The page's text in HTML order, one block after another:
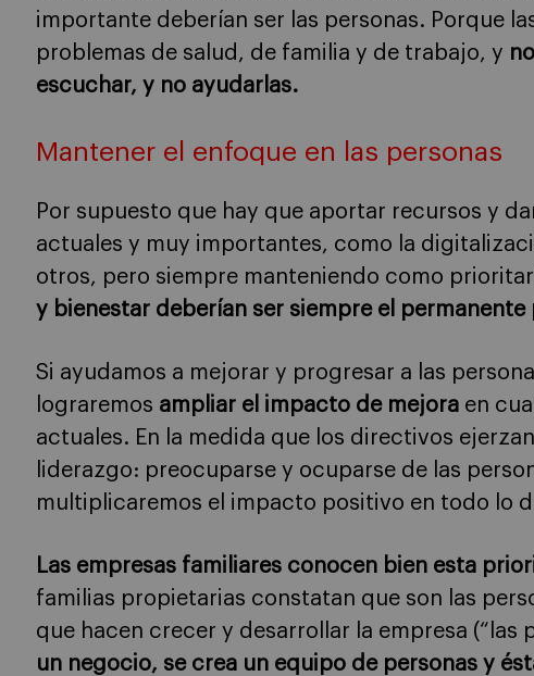
importante deberían ser las personas. Porque
problemas de salud, de familia y de trabajo, y
escuchar, y no ayudarlas.
Mantener el enfoque en las personas
Por supuesto que hay que aportar recursos y
actuales y muy importantes, como la
otros, pero siempre manteniendo como
y bienestar deberían ser siempre el
Si ayudamos a mejorar y progresar a las
lograremos ampliar el impacto de mejora en
actuales. En la medida que los directivos
liderazgo: preocuparse y ocuparse de las
multiplicaremos el impacto positivo en todo lo
Las empresas familiares conocen bien esta
familias propietarias constatan que son las
que hacen crecer y desarrollar la empresa (“las
un negocio, se crea un equipo de personas y